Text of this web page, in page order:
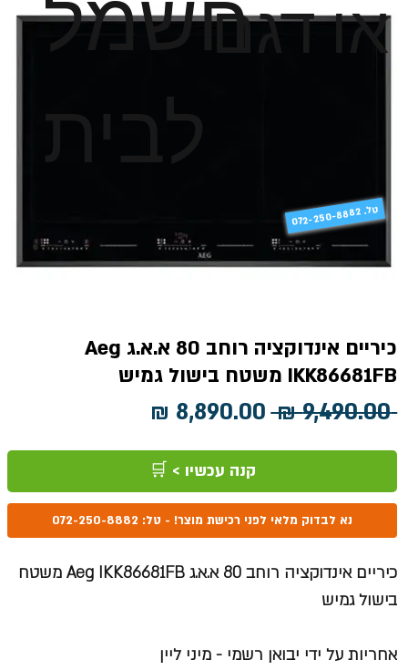
או דגם
כיריים אינדוקציה רוחב 80 א.א.ג Aeg
IKK86681FB משטח בישול גמיש
‏9,490.00 ‏₪
מחיר
רגיל
מבצע
קנה עכשיו > 🛒
נא לבדוק מלאי לפני רכישת מוצר! - טל: 072-250-8882
כיריים אינדוקציה רוחב 80 א.א.ג Aeg IKK86681FB משטח
בישול גמיש
אחריות על ידי יבואן רשמי - מיני ליין
072-250-8882 .טל